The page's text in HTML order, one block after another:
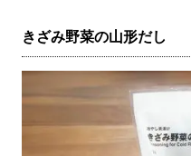
きざみ野菜の山形だし